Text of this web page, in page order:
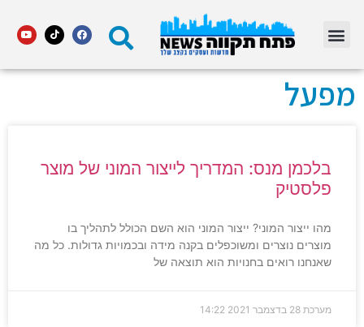
מפעל
בלכמן מנס: המדריך לייצור המוני של מוצר
פלסטיק
מהו ייצור המוני? ייצור המוני הוא השם הכולל לתהליך בו
מוצרים נוצרים ומשוכפלים בקנה מידה ובכמויות גדולות. כל מה
שאנחנו רואים בחנויות הוא תוצאה של
מערכת 28 בדצמבר 2021 14:22